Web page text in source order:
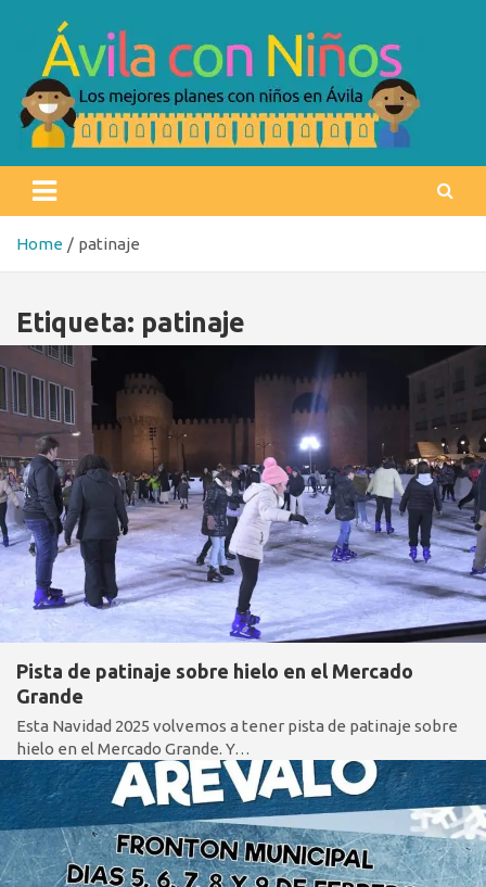
content
Ávila con niños
Home patinaje
Etiqueta: patinaje
Pista de patinaje sobre hielo en el Mercado
Grande
Esta Navidad 2025 volvemos a tener pista de patinaje sobre
hielo en el Mercado Grande. Y…